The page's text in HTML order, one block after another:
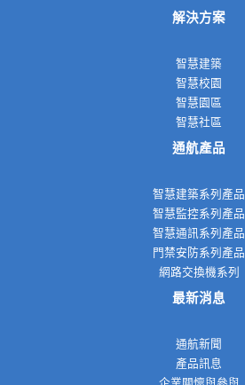
解決方案
智慧建築
智慧校園
智慧園區
智慧社區
通航產品
智慧建築系列產品
智慧監控系列產品
智慧通訊系列產品
門禁安防系列產品
網路交換機系列
最新消息
通航新聞
產品訊息